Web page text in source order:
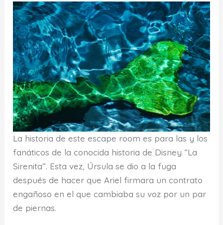
La historia de este escape room es para las y los
fanáticos de la conocida historia de Disney “La
Sirenita”. Esta vez, Úrsula se dio a la fuga
después de hacer que Ariel firmara un contrato
engañoso en el que cambiaba su voz por un par
de piernas.